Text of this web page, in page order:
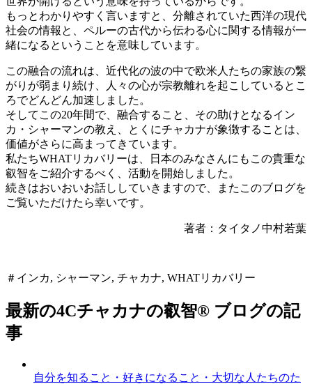
もっとわかりやすく言いますと、分離されていた西洋の現代
社会の情報と、ペルーの古代から伝わる心に関する情報が一
緒になるということを意味しています。
この融合の流れは、近代化の波の中で欧米人たちの家族の繋
がりが弱まり続け、人々の心が宗教離れを起こしているとこ
ろでどんどん加速しました。
そしてこの20年間で、融合すること、その助けとなるイン
カ・シャーマンの教え、とくにチャカナが象徴することは、
価値がさらに高まってきています。
私たちWHATリカバリーは、日本のみなさんにもこの貴重な
叡智をご紹介するべく、活動を開始しました。
続きはおいおいお話ししていきますので、またこのブログを
ご覧いただけたら幸いです。
著者：タイタノ中村若葉
＃インカ, シャーマン, チャカナ, WHATリカバリー
最新の4Cチャカナの叡智® ブログの記
事
自分を知ること・好きになること・大切な人たちのた